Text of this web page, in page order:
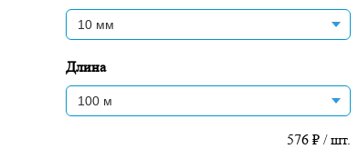
Длина
576 ₽ / шт.